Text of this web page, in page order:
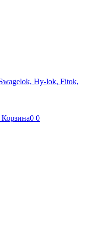
Корзина0 0